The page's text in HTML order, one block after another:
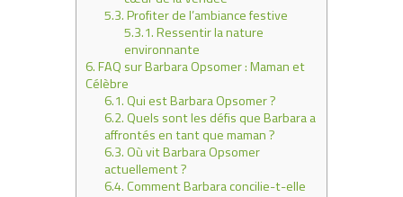
5.3.Profiter de l’ambiance festive
5.3.1.Ressentir la nature
environnante
6.FAQ sur Barbara Opsomer : Maman et
Célèbre
6.1.Qui est Barbara Opsomer ?
6.2.Quels sont les défis que Barbara a
affrontés en tant que maman ?
6.3.Où vit Barbara Opsomer
actuellement ?
6.4.Comment Barbara concilie-t-elle